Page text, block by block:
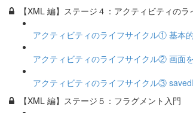
【XML 編】ステージ４：アクティビティの
アクティビティのライフサイクル① 基本
アクティビティのライフサイクル② 画面
アクティビティのライフサイクル③
【XML 編】ステージ５：フラグメント入門